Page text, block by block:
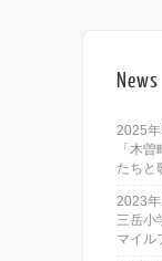
News
2025
「木
たちと
2023
三岳小
マイル